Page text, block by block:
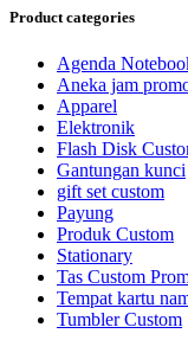
Product categories
Agenda
Aneka jam
Apparel
Elektronik
Flash Disk
Gantungan kunci
gift set custom
Payung
Produk Custom
Stationary
Tas Custom
Tempat kartu
Tumbler Custom